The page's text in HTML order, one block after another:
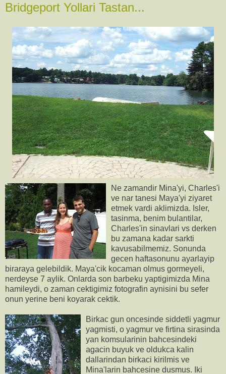
Bridgeport Yollari Tastan...
Ne zamandir Mina'yi, Charles'i
ve nar tanesi Maya'yi ziyaret
etmek vardi aklimizda. Isler,
tasinma, benim bulantilar,
Charles'in sinavlari vs derken
bu zamana kadar sarkti
kavusabilmemiz. Sonunda
gecen haftasonunu ayarlayip
biraraya gelebildik. Maya'cik kocaman olmus gormeyeli,
nerdeyse 7 aylik. Onlarda son barbeku yaptigimizda Mina
hamileydi, o zaman cektigimiz fotografin aynisini bu sefer
onun yerine beni koyarak cektik.
Birkac gun oncesinde siddetli yagmur
yagmisti, o yagmur ve firtina sirasinda
yan komsularinin bahcesindeki
agacin buyuk ve oldukca kalin
dallarindan birkaci kirilmis ve
Mina'larin bahcesine dusmus. Iki